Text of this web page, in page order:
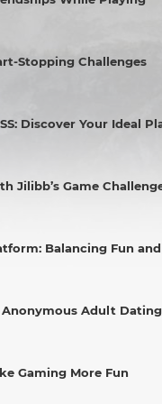
Stopping Challenges
Discover Your Ideal
Jilibb’s Game
Balancing Fun
Adult
Gaming More Fun